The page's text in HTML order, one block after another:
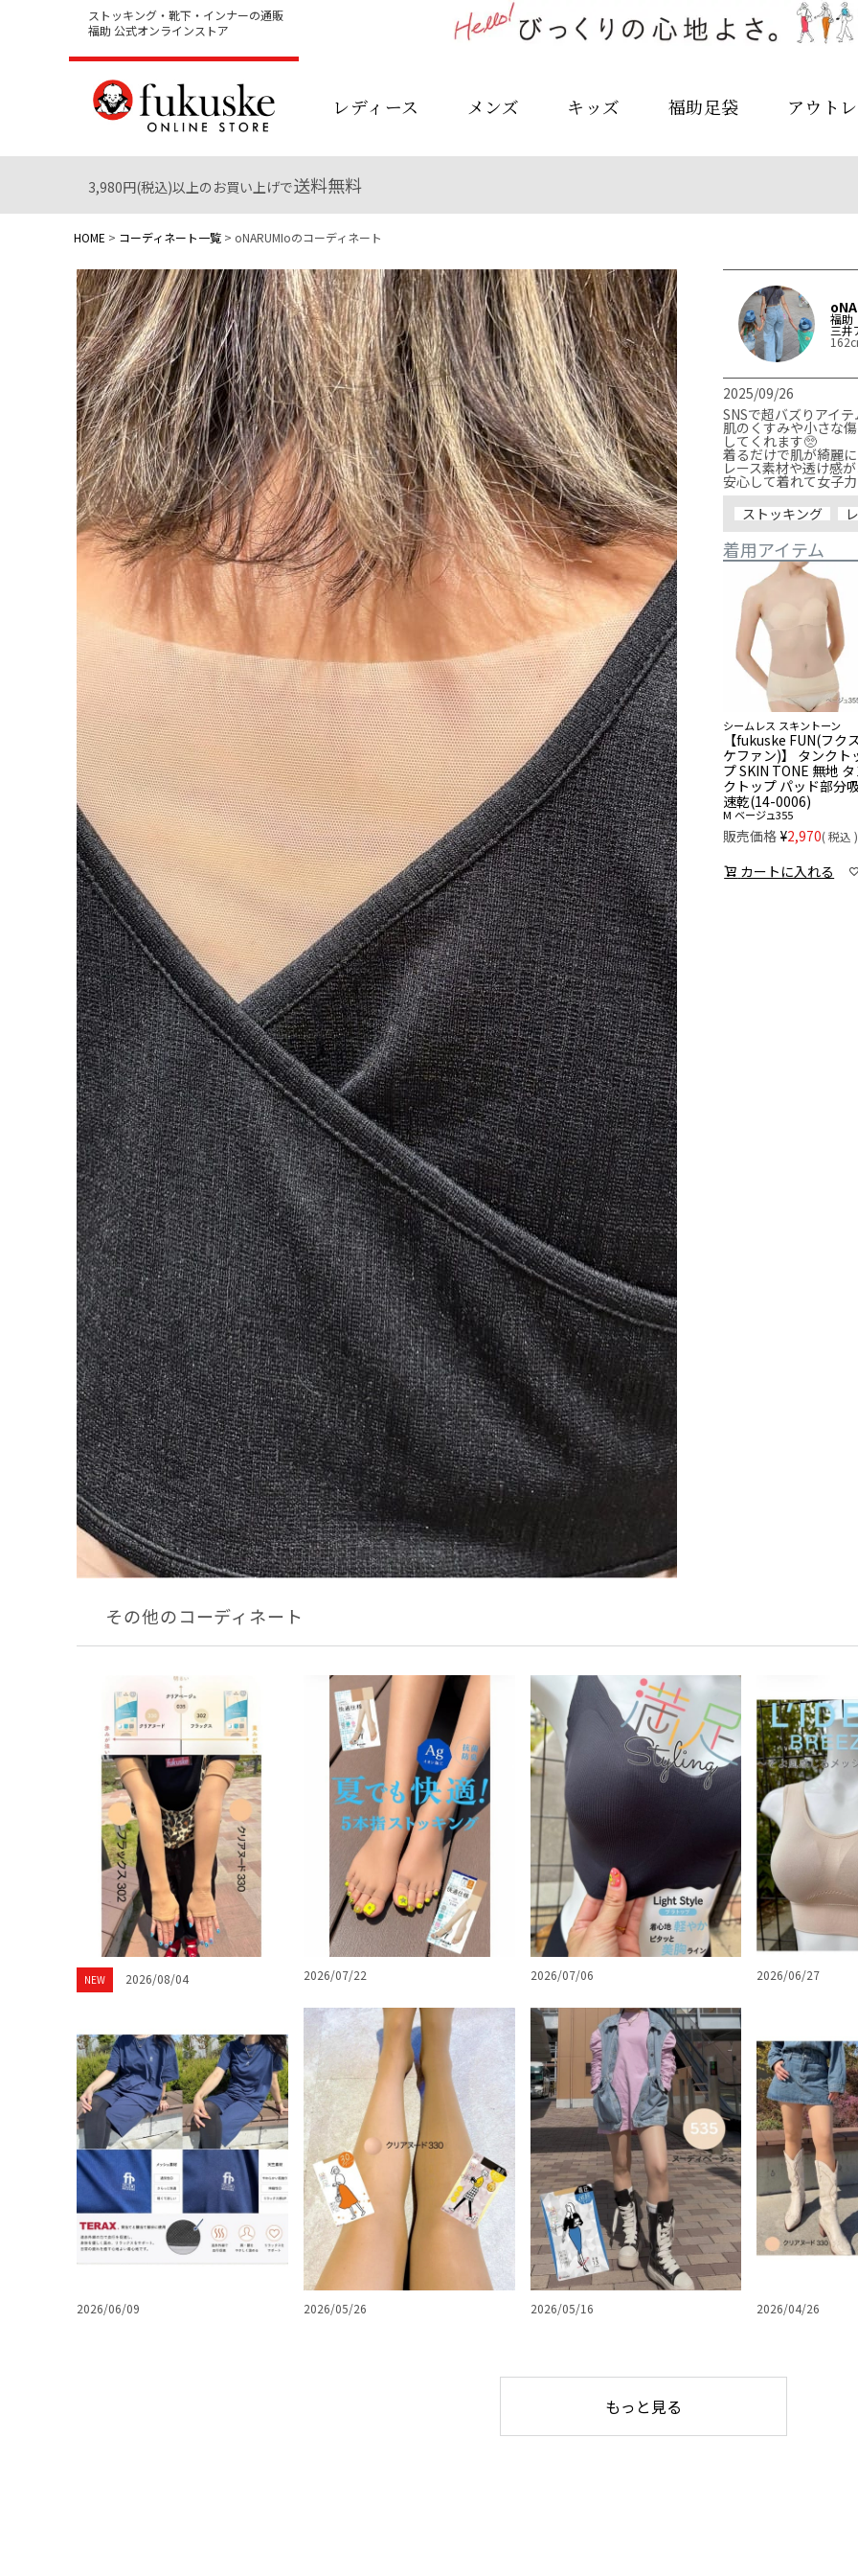
ストッキング・靴下・インナーの通販
福助 公式オンラインストア
レディース メンズ キッズ 福助足袋 アウト
3,980円(税込)以上のお買い上げで送料無料
HOME コーディネート一覧 oNARUMIoのコーディネート
福助
三井
2025/09/26
SNSで超バズりアイテ
肌のくすみや小さな
してくれます🥺
着るだけで肌が綺麗
レース素材や透け感
安心して着れて女子
ストッキング
着用アイテム
シームレス スキントーン
【fukuske FUN(フクス
ケファン)】 タンクト
プ SKIN TONE 無地 タ
クトップ パッド部分
速乾(14-0006)
M ベージュ355
販売価格 ¥2,970 税込
カートに入れる
その他のコーディネート
NEW 2026/08/04 2026/07/22 2026/07/06 2026/06/27
2026/06/09 2026/05/26 2026/05/16 2026/04/26
もっと見る